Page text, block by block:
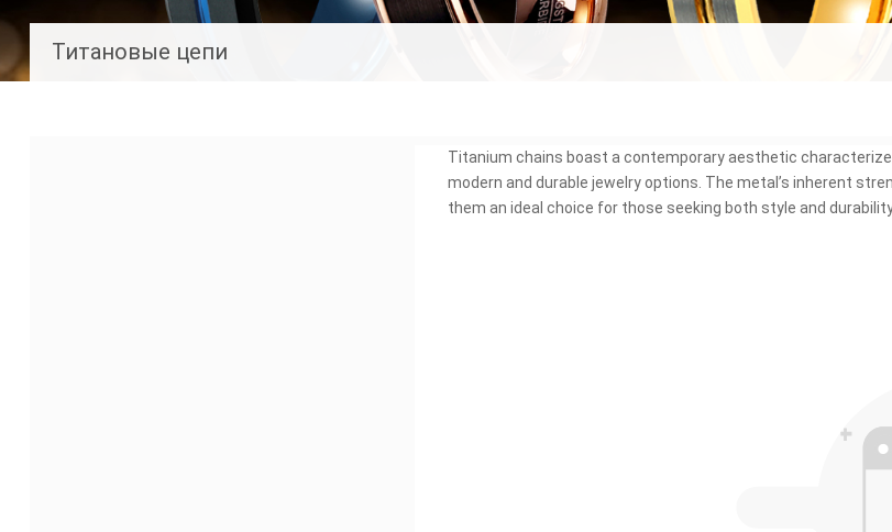
Титановые цепи
Titanium chains boast a contemporary aesthetic
modern and durable jewelry options The metal’s inherent
them an ideal choice for those seeking both style and